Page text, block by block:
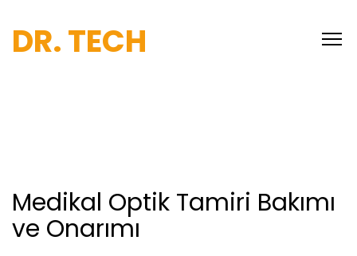
DR. TECH
Medikal Optik Tamiri Bakımı
ve Onarımı